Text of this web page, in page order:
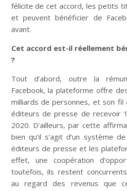
félicite de cet accord, les petits
et peuvent bénéficier de
avant.
Cet accord est-il réellement
?
Tout d’abord, outre la
Facebook, la plateforme offre
milliards de personnes, et son fil
éditeurs de presse de recevoir
2020. D’ailleurs, par cette
bien qu’il s’agit d’un système
éditeurs de presse et les
effet, une coopération
toutefois, ils restent
au regard des revenus que